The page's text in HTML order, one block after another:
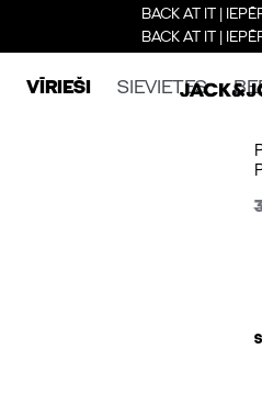
BACK AT IT |
BACK AT IT |
VĪRIEŠI SIEVIETES